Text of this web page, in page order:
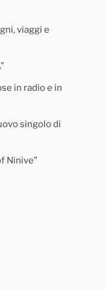
viaggi e
in radio e in
singolo di
Ninive”